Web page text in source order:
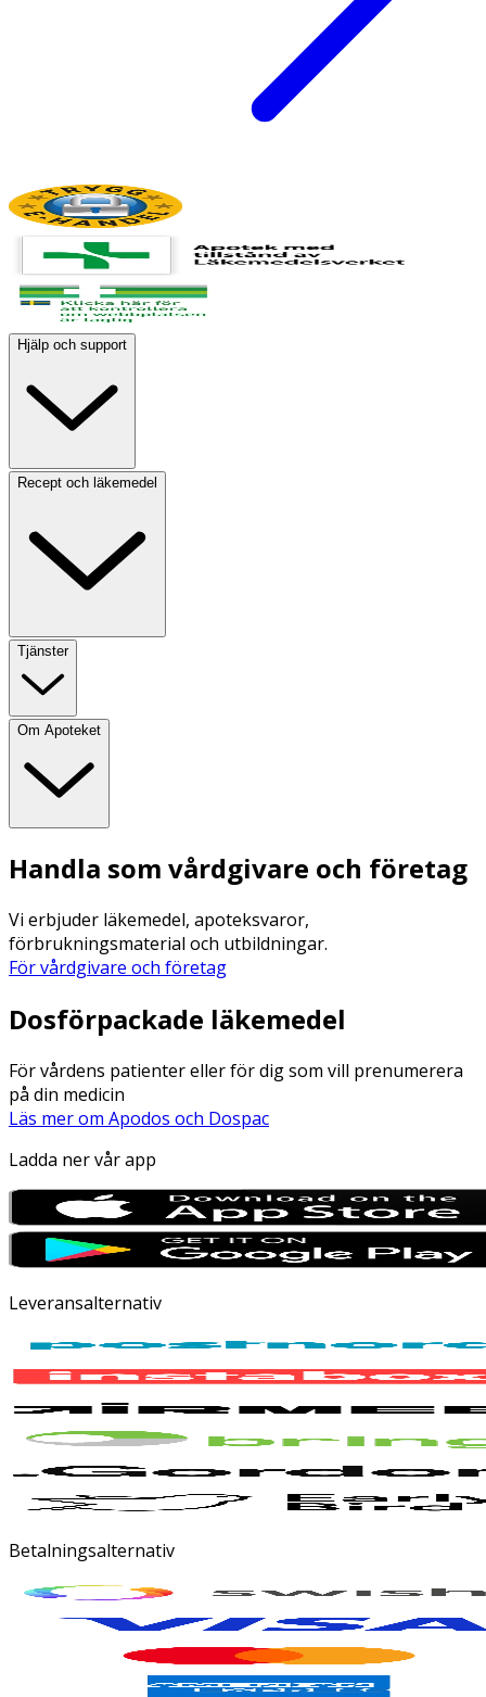
Hjälp och support
Recept och läkemedel
Tjänster
Om Apoteket
Handla som vårdgivare och företag
Vi erbjuder läkemedel, apoteksvaror,
förbrukningsmaterial och utbildningar.
För vårdgivare och företag
Dosförpackade läkemedel
För vårdens patienter eller för dig som vill prenumerera
på din medicin
Läs mer om Apodos och Dospac
Ladda ner vår app
Leveransalternativ
Betalningsalternativ